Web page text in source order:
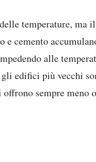
temperature, ma
cemento
alle
edifici più vecchi
sempre meno